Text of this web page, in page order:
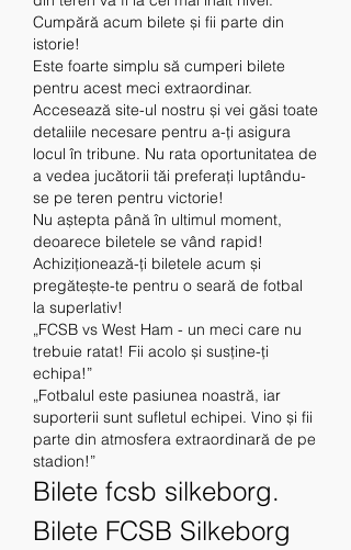
Cumpără acum bilete și fii parte din
istorie!
Este foarte simplu să cumperi bilete
pentru acest meci extraordinar.
Accesează site-ul nostru și vei găsi toate
detaliile necesare pentru a-ți asigura
locul în tribune. Nu rata oportunitatea de
a vedea jucătorii tăi preferați luptându-
se pe teren pentru victorie!
Nu aștepta până în ultimul moment,
deoarece biletele se vând rapid!
Achiziționează-ți biletele acum și
pregătește-te pentru o seară de fotbal
la superlativ!
„FCSB vs West Ham - un meci care nu
trebuie ratat! Fii acolo și susține-ți
echipa!”
„Fotbalul este pasiunea noastră, iar
suporterii sunt sufletul echipei. Vino și fii
parte din atmosfera extraordinară de pe
stadion!”
Bilete fcsb silkeborg.
Bilete FCSB Silkeborg